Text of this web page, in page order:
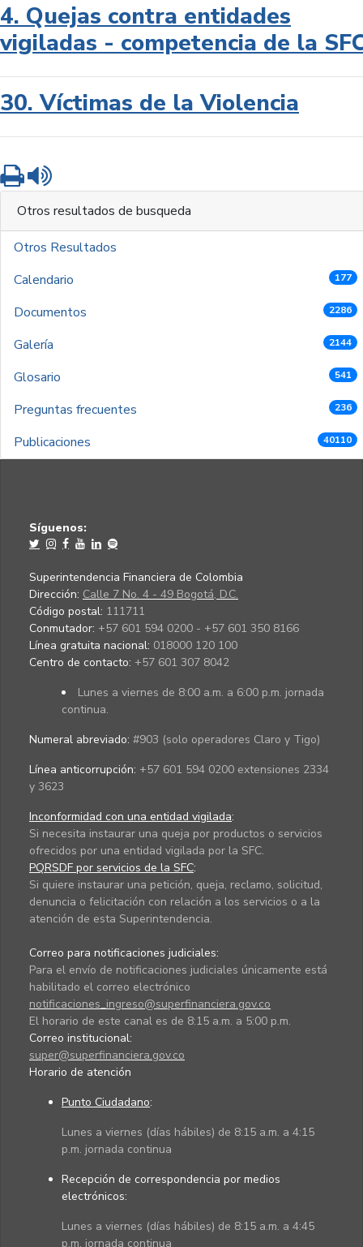
4. Quejas contra entidades
vigiladas - competencia de la
30. Víctimas de la Violencia
Imprimir
Otros resultados de busqueda
Otros Resultados
Calendario
177
Documentos 2286
Galería 2144
Glosario 541
Preguntas frecuentes 236
Publicaciones 40110
Síguenos:
Superintendencia Financiera de Colombia
Dirección: Calle 7 No. 4 - 49 Bogotá, D.C.
Código postal: 111711
Conmutador: +57 601 594 0200 - +57 601 350 8166
Línea gratuita nacional: 018000 120 100
Centro de contacto: +57 601 307 8042
Lunes a viernes de 8:00 a.m. a 6:00 p.m. jornada
continua.
Numeral abreviado: #903 (solo operadores Claro y Tigo)
Línea anticorrupción: +57 601 594 0200 extensiones 2334
y 3623
Inconformidad con una entidad vigilada:
Si necesita instaurar una queja por productos o servicios
ofrecidos por una entidad vigilada por la SFC.
PQRSDF por servicios de la SFC:
Si quiere instaurar una petición, queja, reclamo, solicitud,
denuncia o felicitación con relación a los servicios o a la
atención de esta Superintendencia.
Correo para notificaciones judiciales:
Para el envío de notificaciones judiciales únicamente está
habilitado el correo electrónico
notificaciones_ingreso@superfinanciera.gov.co
El horario de este canal es de 8:15 a.m. a 5:00 p.m.
Correo institucional:
super@superfinanciera.gov.co
Horario de atención
Punto Ciudadano:
Lunes a viernes (días hábiles) de 8:15 a.m. a 4:15
p.m. jornada continua
Recepción de correspondencia por medios
electrónicos:
Lunes a viernes (días hábiles) de 8:15 a.m. a 4:45
p.m. jornada continua